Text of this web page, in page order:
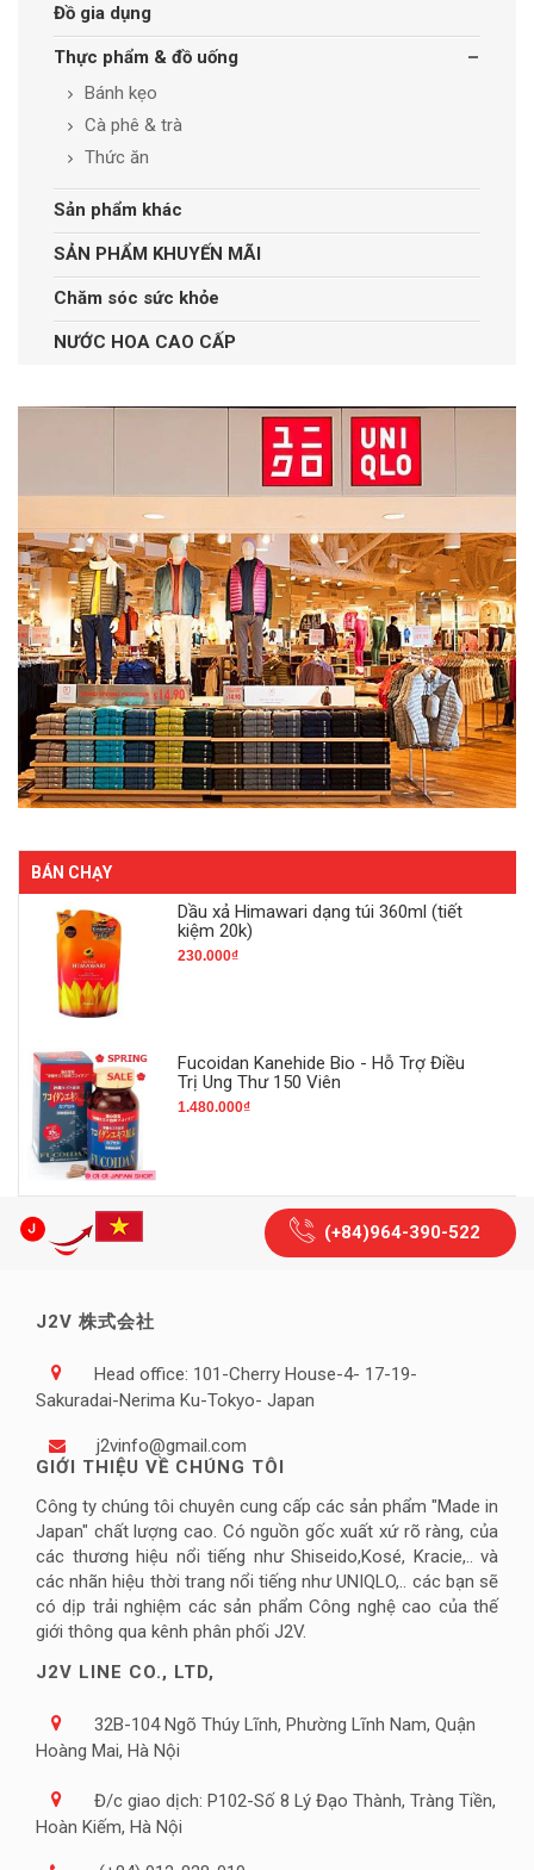
Đồ gia dụng
Thực phẩm & đồ uống
Bánh kẹo
Cà phê & trà
Thức ăn
Sản phẩm khác
SẢN PHẨM KHUYẾN MÃI
Chăm sóc sức khỏe
NƯỚC HOA CAO CẤP
BÁN CHẠY
Dầu xả Himawari dạng túi 360ml (tiết
kiệm 20k)
230.000₫
Fucoidan Kanehide Bio - Hỗ Trợ Điều
Trị Ung Thư 150 Viên
1.480.000₫
(+84)964-390-522
J2V 株式会社
Head office: 101-Cherry House-4- 17-19-
Sakuradai-Nerima Ku-Tokyo- Japan
j2vinfo@gmail.com
GIỚI THIỆU VỀ CHÚNG TÔI
Công ty chúng tôi chuyên cung cấp các sản phẩm "Made in
Japan" chất lượng cao. Có nguồn gốc xuất xứ rõ ràng, của
các thương hiệu nổi tiếng như Shiseido,Kosé, Kracie,.. và
các nhãn hiệu thời trang nổi tiếng như UNIQLO,.. các bạn sẽ
có dịp trải nghiệm các sản phẩm Công nghệ cao của thế
giới thông qua kênh phân phối J2V.
J2V LINE CO., LTD,
32B-104 Ngõ Thúy Lĩnh, Phường Lĩnh Nam, Quận
Hoàng Mai, Hà Nội
Đ/c giao dịch: P102-Số 8 Lý Đạo Thành, Tràng Tiền,
Hoàn Kiếm, Hà Nội